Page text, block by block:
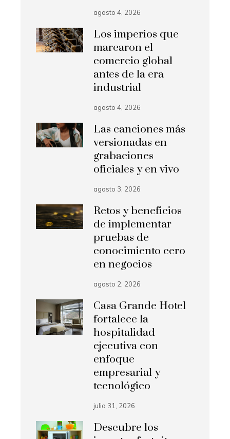
agosto 4, 2026
Los imperios que
marcaron el
comercio global
antes de la era
industrial
agosto 4, 2026
Las canciones más
versionadas en
grabaciones
oficiales y en vivo
agosto 3, 2026
Retos y beneficios
de implementar
pruebas de
conocimiento cero
en negocios
agosto 2, 2026
Casa Grande Hotel
fortalece la
hospitalidad
ejecutiva con
enfoque
empresarial y
tecnológico
julio 31, 2026
Descubre los